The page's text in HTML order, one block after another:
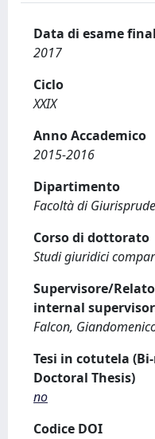
Data di esame
2017
Ciclo
XXIX
Anno Accademico
2015-2016
Dipartimento
Facoltà di
Corso di dottorato
Studi giuridici
Supervisore/
internal
Falcon,
Tesi in cotutela
Doctoral Thesis)
no
Codice DOI